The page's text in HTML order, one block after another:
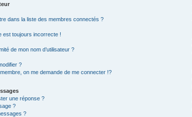
dans la liste des membres connectés ?
est toujours incorrecte !
de mon nom d’utilisateur ?
?
on me demande de me connecter !?
une réponse ?
?
?